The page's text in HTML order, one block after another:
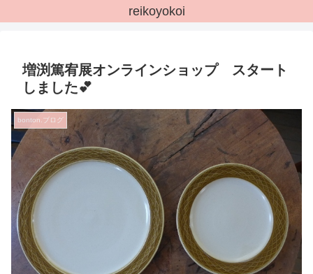
reikoyokoi
増渕篤宥展オンラインショップ スタート
しました💕
bonton.ブログ